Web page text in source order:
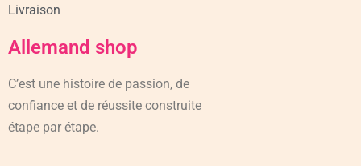
Livraison
Allemand shop
C’est une histoire de passion, de
confiance et de réussite construite
étape par étape.